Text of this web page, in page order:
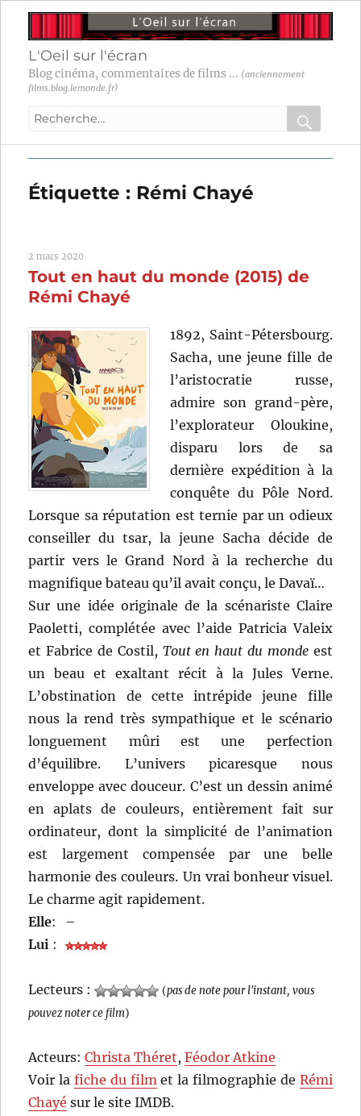
L'Oeil sur l'écran
Blog cinéma, commentaires de films ... (anciennement
films.blog.lemonde.fr)
Recherche
:
OK
Étiquette : Rémi Chayé
2 mars 2020
Tout en haut du monde (2015) de
Rémi Chayé
1892, Saint-Pétersbourg.
Sacha, une jeune fille de
l’aristocratie russe,
admire son grand-père,
l’explorateur Oloukine,
disparu lors de sa
dernière expédition à la
conquête du Pôle Nord.
Lorsque sa réputation est ternie par un odieux
conseiller du tsar, la jeune Sacha décide de
partir vers le Grand Nord à la recherche du
magnifique bateau qu’il avait conçu, le Davaï…
Sur une idée originale de la scénariste Claire
Paoletti, complétée avec l’aide Patricia Valeix
et Fabrice de Costil, Tout en haut du mondeest
un beau et exaltant récit à la Jules Verne.
L’obstination de cette intrépide jeune fille
nous la rend très sympathique et le scénario
longuement mûri est une perfection
d’équilibre. L’univers picaresque nous
enveloppe avec douceur. C’est un dessin animé
en aplats de couleurs, entièrement fait sur
ordinateur, dont la simplicité de l’animation
est largement compensée par une belle
harmonie des couleurs. Un vrai bonheur visuel.
Le charme agit rapidement.
Elle:
–
Lui :
Lecteurs : (pas de note pour l'instant, vous
pouvez noter ce film)
Acteurs:Christa Théret,Féodor Atkine
Voir la fiche du filmet la filmographie de Rémi
Chayé sur le site IMDB.